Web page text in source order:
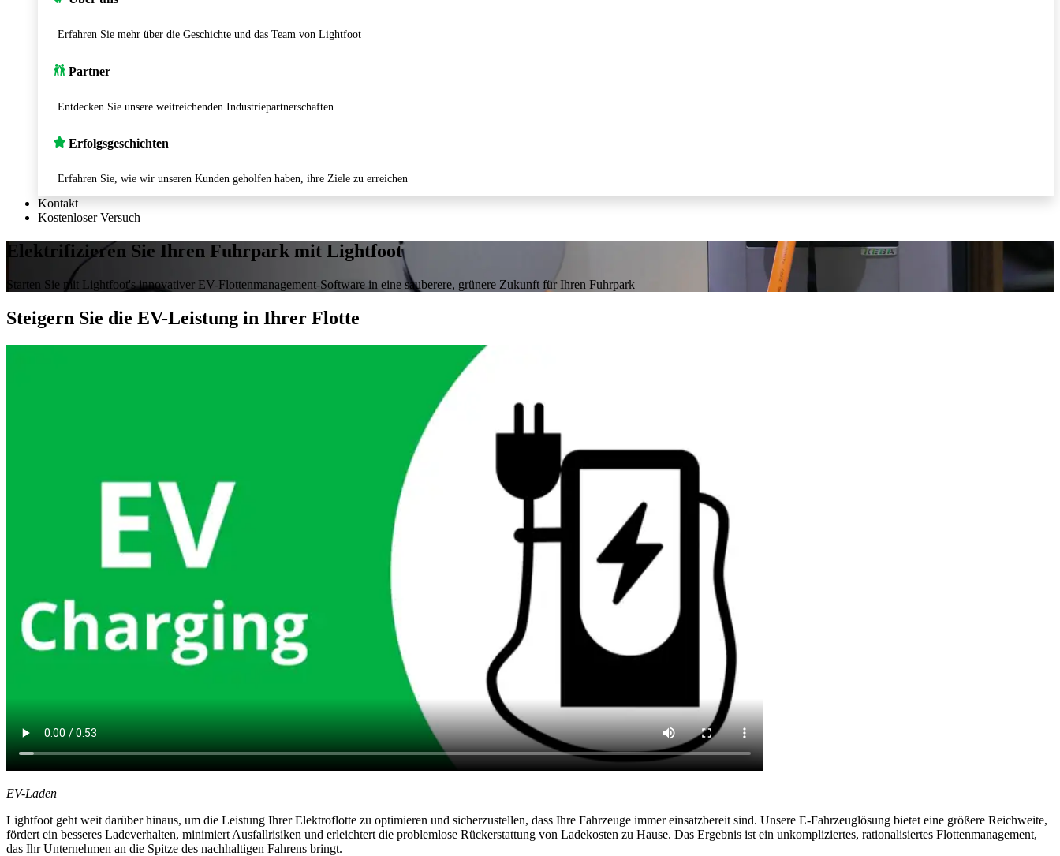
Erfahren Sie mehr über die Geschichte und das Team von Lightfoot
Partner
Entdecken Sie unsere weitreichenden Industriepartnerschaften
Erfolgsgeschichten
Erfahren Sie, wie wir unseren Kunden geholfen haben, ihre Ziele zu erreichen
Kontakt
Kostenloser Versuch
Elektrifizieren Sie Ihren Fuhrpark mit Lightfoot
Starten Sie mit Lightfoot's innovativer EV-Flottenmanagement-Software in eine sauberere, grünere Zukunft für Ihren Fuhrpark
Steigern Sie die EV-Leistung in Ihrer Flotte
EV-Laden
Lightfoot geht weit darüber hinaus, um die Leistung Ihrer Elektroflotte zu optimieren und sicherzustellen, dass Ihre Fahrzeuge immer einsatzbereit sind. Unsere E-Fahrzeuglösung bietet eine größere Reichweite,
fördert ein besseres Ladeverhalten, minimiert Ausfallrisiken und erleichtert die problemlose Rückerstattung von Ladekosten zu Hause. Das Ergebnis ist ein unkompliziertes, rationalisiertes Flottenmanagement,
das Ihr Unternehmen an die Spitze des nachhaltigen Fahrens bringt.